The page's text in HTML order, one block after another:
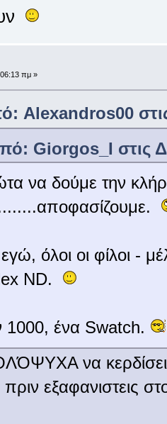
πμ »
Alexandros00
Giorgos_I στις
να δούμε την
όλοι οι φίλοι -
ND.
1000, ένα Swatch.
να
πριν εξαφανιστεις